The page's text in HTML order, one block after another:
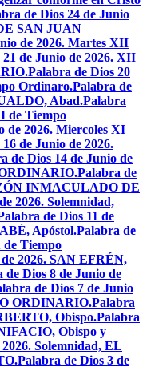
de Dios 24 de Junio
SAN JUAN
de 2026. Martes XII
de Junio de 2026. XII
Palabra de Dios 20
Ordinaro.Palabra de
Abad.Palabra
de Tiempo
de 2026. Miercoles XI
de Junio de 2026.
de Dios 14 de Junio de
Palabra de
INMACULADO DE
2026. Solemnidad,
de Dios 11 de
Apóstol.Palabra de
de Tiempo
2026. SAN EFRÉN,
de Dios 8 de Junio de
de Dios 7 de Junio
ORDINARIO.Palabra
Obispo.Palabra
Obispo y
Solemnidad, EL
Palabra de Dios 3 de